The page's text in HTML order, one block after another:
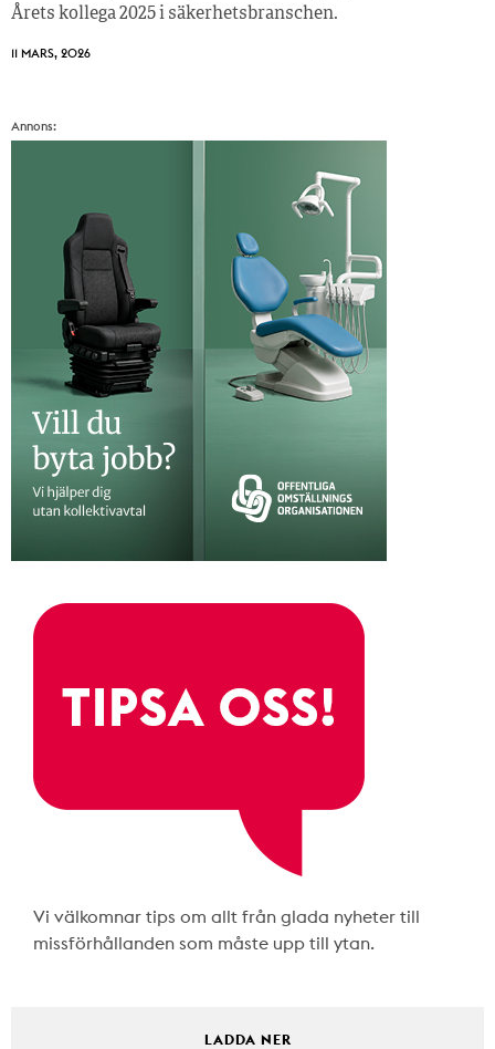
Årets kollega 2025 i säkerhetsbranschen.
11 MARS, 2026
Annons:
Vi välkomnar tips om allt från glada nyheter till
missförhållanden som måste upp till ytan.
LADDA NER